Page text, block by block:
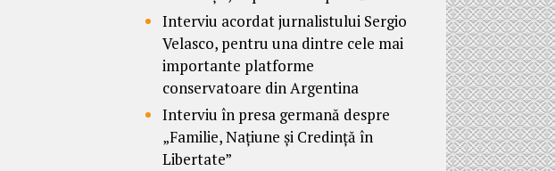
Interviu acordat jurnalistului Sergio
Velasco, pentru una dintre cele mai
importante platforme
conservatoare din Argentina
Interviu în presa germană despre
„Familie, Națiune și Credință în
Libertate”